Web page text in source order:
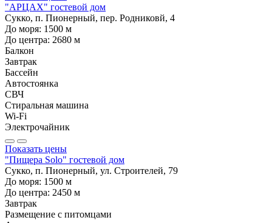
"АРЦАХ" гостевой дом
Сукко, п. Пионерный, пер. Родниковй, 4
До моря: 1500 м
До центра: 2680 м
Балкон
Завтрак
Бассейн
Автостоянка
СВЧ
Стиральная машина
Wi-Fi
Электрочайник
Показать цены
"Пищера Solo" гостевой дом
Сукко, п. Пионерный, ул. Строителей, 79
До моря: 1500 м
До центра: 2450 м
Завтрак
Размещение с питомцами